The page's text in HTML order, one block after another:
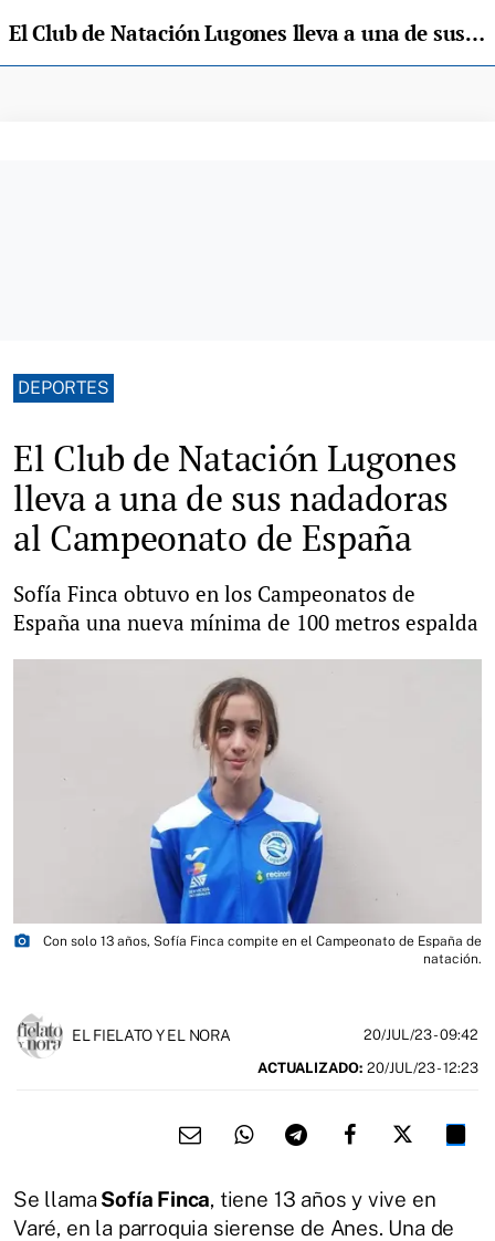
El Club de Natación Lugones lleva a una de sus nadadoras al Campeonato de España
DEPORTES
El Club de Natación Lugones
lleva a una de sus nadadoras
al Campeonato de España
Sofía Finca obtuvo en los Campeonatos de
España una nueva mínima de 100 metros espalda
photo_camera
Con solo 13 años, Sofía Finca compite en el Campeonato de España de
natación.
EL FIELATO Y EL NORA 20/JUL/23- 09:42
ACTUALIZADO: 20/JUL/23 - 12:23
Se llama Sofía Finca, tiene 13 años y vive en
Varé, en la parroquia sierense de Anes. Una de